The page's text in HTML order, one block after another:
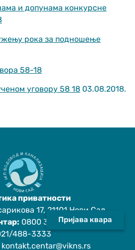
и допунама конкурсне
рока за подношење
58-18
уговору 58 18 03.08.2018.
Пријава квара
приватности
17, 21101 Нови Сад
0800 333 021
488-3333
kontakt.centar@vikns.rs